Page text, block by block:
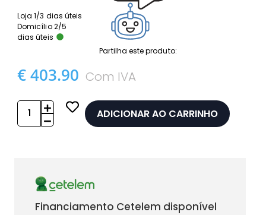
Loja 1/3 dias úteis
Domicílio 2/5
dias úteis
Partilha este produto:
€ 403.90 Com IVA
ADICIONAR AO CARRINHO
Financiamento Cetelem disponível